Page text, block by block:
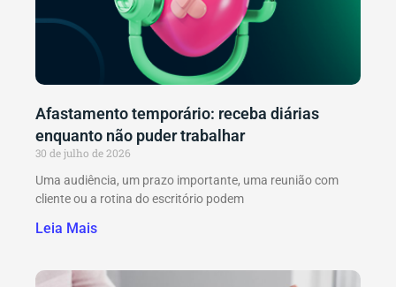
Afastamento temporário: receba diárias
enquanto não puder trabalhar
30 de julho de 2026
Uma audiência, um prazo importante, uma reunião com
cliente ou a rotina do escritório podem
Leia Mais